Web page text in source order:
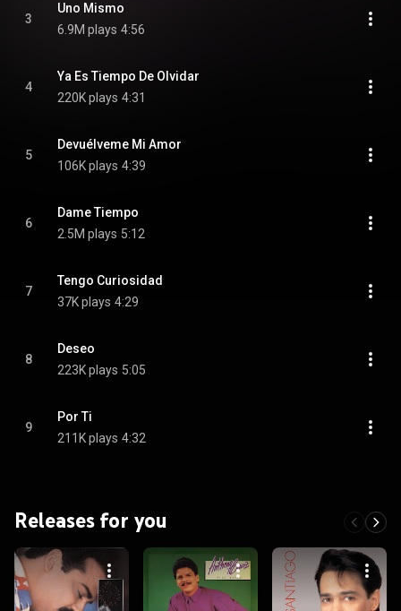
3
Uno Mismo
6.9M plays 4:56
4
Ya Es Tiempo De Olvidar
220K plays 4:31
5
Devuélveme Mi Amor
106K plays 4:39
6
Dame Tiempo
2.5M plays 5:12
7
Tengo Curiosidad
37K plays 4:29
8
Deseo
223K plays 5:05
9
Por Ti
211K plays 4:32
Releases for you